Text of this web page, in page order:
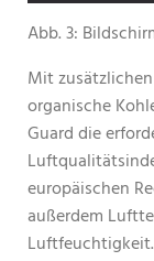
Abb. 3:
Mit
organische
Guard die
europäischen
außerdem
Luftfeuchtigkeit.